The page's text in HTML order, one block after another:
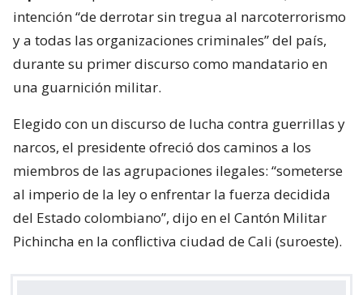
intención “de derrotar sin tregua al narcoterrorismo
y a todas las organizaciones criminales” del país,
durante su primer discurso como mandatario en
una guarnición militar.
Elegido con un discurso de lucha contra guerrillas y
narcos, el presidente ofreció dos caminos a los
miembros de las agrupaciones ilegales: “someterse
al imperio de la ley o enfrentar la fuerza decidida
del Estado colombiano”, dijo en el Cantón Militar
Pichincha en la conflictiva ciudad de Cali (suroeste).